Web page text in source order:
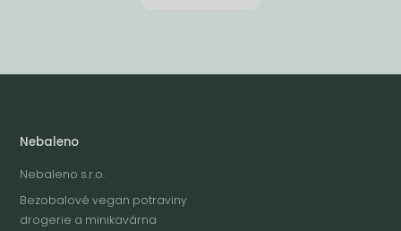
Nebaleno
Nebaleno s.r.o.
Bezobalové vegan potraviny
drogerie a minikavárna